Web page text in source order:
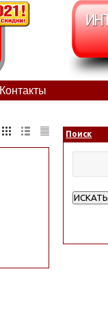
Контакты
Поиск
ИСКАТЬ